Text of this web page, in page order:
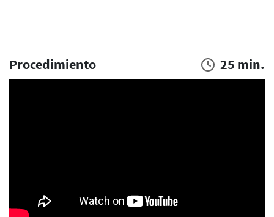
Procedimiento 25 min.